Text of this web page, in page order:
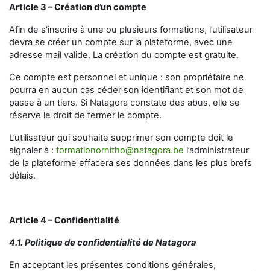
Article 3 – Création d’un compte
Afin de s’inscrire à une ou plusieurs formations, l’utilisateur
devra se créer un compte sur la plateforme, avec une
adresse mail valide. La création du compte est gratuite.
Ce compte est personnel et unique : son propriétaire ne
pourra en aucun cas céder son identifiant et son mot de
passe à un tiers. Si Natagora constate des abus, elle se
réserve le droit de fermer le compte.
L’utilisateur qui souhaite supprimer son compte doit le
signaler à : formationornitho@natagora.be l’administrateur
de la plateforme effacera ses données dans les plus brefs
délais.
Article 4 – Confidentialité
4.1. Politique de confidentialité de Natagora
En acceptant les présentes conditions générales,